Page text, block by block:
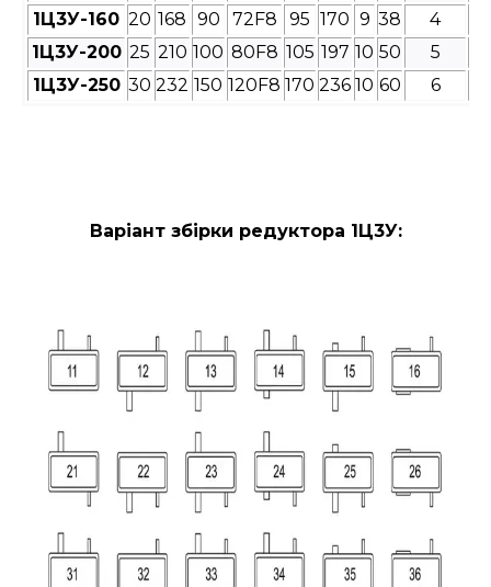
1Ц3У-160 20 168 90 72F8 95 170 9 38 4
1Ц3У-200 25 210 100 80F8 105 197 10 50 5
1Ц3У-250 30 232 150 120F8 170 236 10 60 6
Варіант збірки редуктора 1Ц3У: